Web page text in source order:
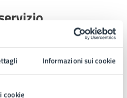
Informazioni sui cookie
cookie
di scadenze, requisiti e altre